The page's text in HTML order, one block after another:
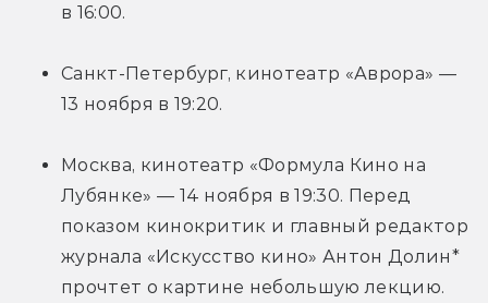
в 16:00.
Санкт-Петербург, кинотеатр «Аврора» —
13 ноября в 19:20.
Москва, кинотеатр «Формула Кино на
Лубянке» — 14 ноября в 19:30. Перед
показом кинокритик и главный редактор
журнала «Искусство кино» Антон Долин*
прочтет о картине небольшую лекцию.